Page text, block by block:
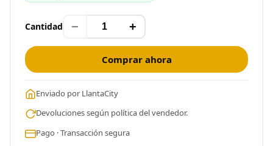
Cantidad − +
Comprar ahora
Enviado por LlantaCity
Devoluciones según política del vendedor.
Pago · Transacción segura